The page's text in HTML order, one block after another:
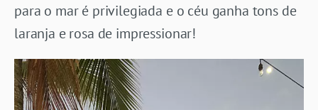
para o mar é privilegiada e o céu ganha tons de
laranja e rosa de impressionar!